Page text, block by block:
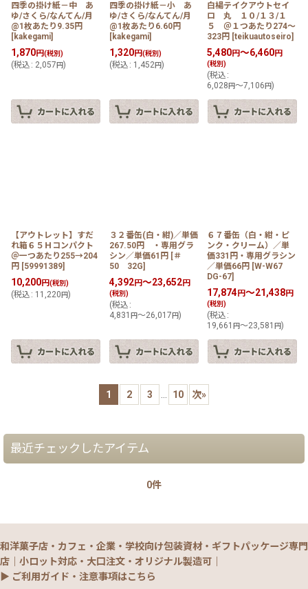
四季の掛け紙－中 あ
ゆ/さくら/なんてん/月
@1枚あたり9.35円
[kakegami]
1,870円(税別)
(税込 : 2,057 円)
四季の掛け紙－小 あ
ゆ/さくら/なんてん/月
@1枚あたり6.60円
[kakegami]
1,320円(税別)
(税込 : 1,452 円)
白楊テイクアウトセイ
ロ 丸 １０/１３/１
５ ＠１つあたり274〜
323円 [teikuautoseiro]
5,480円～6,460円
(税別)
(税込 :
6,028円～7,106円)
【アウトレット】すだ
れ箱６５Ｈコンパクト
＠一つあたり255→204
円 [59991389]
10,200円(税別)
(税込 : 11,220 円)
３２番缶(白・紺)／単価
267.50円 ・専用グラ
シン／単価61円 [＃
50 32G]
4,392円～23,652円
(税別)
(税込 :
4,831 円～26,017 円)
６７番缶（白・紺・ピ
ンク・クリーム）／単
価331円・専用グラシン
／単価66円 [W-W67
DG-67]
17,874 円～21,438円
(税別)
(税込 :
19,661円～23,581円)
1 2 3 10 次»
最近チェックしたアイテム
0件
和洋菓子店・カフェ・企業・学校向け包装資材・ギフトパッケージ専門
店｜小ロット対応・大口注文・オリジナル製造可｜
▶ ご利用ガイド・注意事項はこちら